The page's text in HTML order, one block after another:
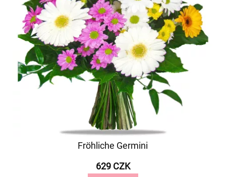
Fröhliche Germini
629 CZK